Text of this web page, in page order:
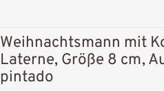
Weihnachtsmann mit
Laterne, Größe 8 cm,
pintado